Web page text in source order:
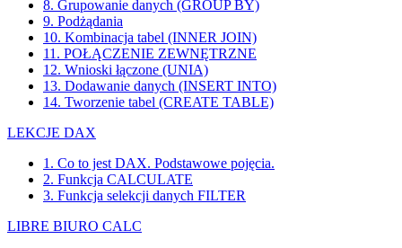
8. Grupowanie danych (GROUP BY)
9. Podżądania
10. Kombinacja tabel (INNER JOIN)
11. POŁĄCZENIE ZEWNĘTRZNE
12. Wnioski łączone (UNIA)
13. Dodawanie danych (INSERT INTO)
14. Tworzenie tabel (CREATE TABLE)
LEKCJE DAX
1. Co to jest DAX. Podstawowe pojęcia.
2. Funkcja CALCULATE
3. Funkcja selekcji danych FILTER
LIBRE BIURO CALC